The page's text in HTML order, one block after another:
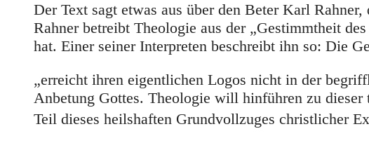
Der Text sagt etwas aus über den Beter Karl
Rahner betreibt Theologie aus der „Gestimmtheit
hat. Einer seiner Interpreten beschreibt ihn so: Die
„erreicht ihren eigentlichen Logos nicht in der
Anbetung Gottes. Theologie will hinführen zu
Teil dieses heilshaften Grundvollzuges christlicher